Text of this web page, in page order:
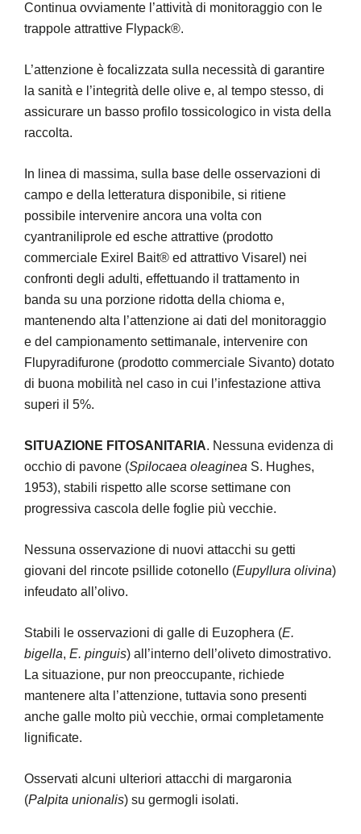
Continua ovviamente l’attività di monitoraggio con le
trappole attrattive Flypack®.
L’attenzione è focalizzata sulla necessità di garantire
la sanità e l’integrità delle olive e, al tempo stesso, di
assicurare un basso profilo tossicologico in vista della
raccolta.
In linea di massima, sulla base delle osservazioni di
campo e della letteratura disponibile, si ritiene
possibile intervenire ancora una volta con
cyantraniliprole ed esche attrattive (prodotto
commerciale Exirel Bait® ed attrattivo Visarel) nei
confronti degli adulti, effettuando il trattamento in
banda su una porzione ridotta della chioma e,
mantenendo alta l’attenzione ai dati del monitoraggio
e del campionamento settimanale, intervenire con
Flupyradifurone (prodotto commerciale Sivanto) dotato
di buona mobilità nel caso in cui l’infestazione attiva
superi il 5%.
SITUAZIONE FITOSANITARIA. Nessuna evidenza di
occhio di pavone (Spilocaea oleaginea S. Hughes,
1953), stabili rispetto alle scorse settimane con
progressiva cascola delle foglie più vecchie.
Nessuna osservazione di nuovi attacchi su getti
giovani del rincote psillide cotonello (Eupyllura olivina)
infeudato all’olivo.
Stabili le osservazioni di galle di Euzophera (E.
bigella,E. pinguis) all’interno dell’oliveto dimostrativo.
La situazione, pur non preoccupante, richiede
mantenere alta l’attenzione, tuttavia sono presenti
anche galle molto più vecchie, ormai completamente
lignificate.
Osservati alcuni ulteriori attacchi di margaronia
(Palpita unionalis) su germogli isolati.